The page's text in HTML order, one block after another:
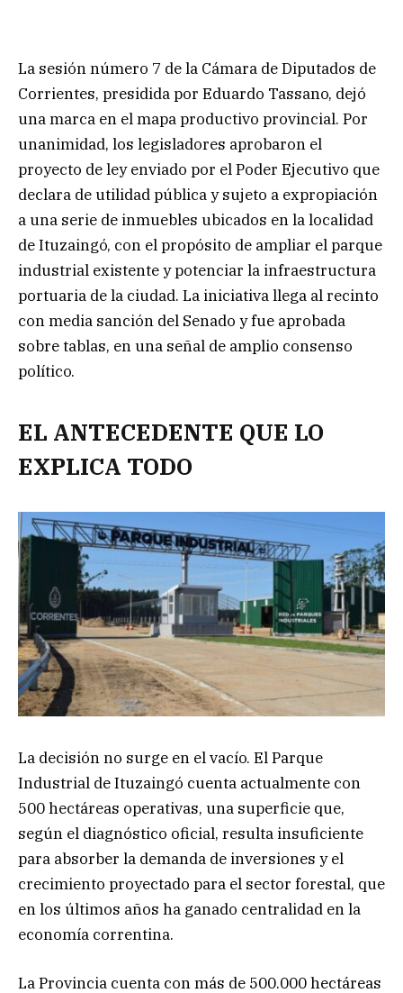
La sesión número 7 de la Cámara de Diputados de
Corrientes, presidida por Eduardo Tassano, dejó
una marca en el mapa productivo provincial. Por
unanimidad, los legisladores aprobaron el
proyecto de ley enviado por el Poder Ejecutivo que
declara de utilidad pública y sujeto a expropiación
a una serie de inmuebles ubicados en la localidad
de Ituzaingó, con el propósito de ampliar el parque
industrial existente y potenciar la infraestructura
portuaria de la ciudad. La iniciativa llega al recinto
con media sanción del Senado y fue aprobada
sobre tablas, en una señal de amplio consenso
político.
EL ANTECEDENTE QUE LO
EXPLICA TODO
La decisión no surge en el vacío. El Parque
Industrial de Ituzaingó cuenta actualmente con
500 hectáreas operativas, una superficie que,
según el diagnóstico oficial, resulta insuficiente
para absorber la demanda de inversiones y el
crecimiento proyectado para el sector forestal, que
en los últimos años ha ganado centralidad en la
economía correntina.
La Provincia cuenta con más de 500.000 hectáreas